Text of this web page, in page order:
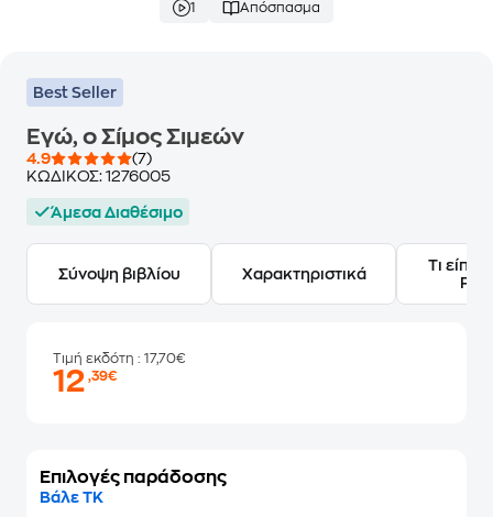
1 Απόσπασμα
Best Seller
Εγώ, ο Σίμος Σιμεών
4.9
(7)
ΚΩΔΙΚΟΣ: 1276005
Άμεσα Διαθέσιμο
Σύνοψη βιβλίου Χαρακτηριστικά
Τι
Τιμή εκδότη : 17,70€
12,39€
Επιλογές παράδοσης
Βάλε ΤΚ